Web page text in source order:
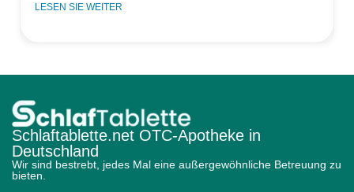
LESEN SIE WEITER
Schlaftablette.net OTC-Apotheke in
Deutschland
Wir sind bestrebt, jedes Mal eine außergewöhnliche Betreuung zu
bieten.